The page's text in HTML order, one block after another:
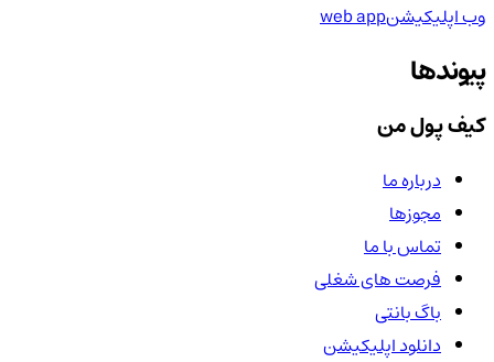
وب اپلیکیشنweb app
پیوندها
کیف پول من
درباره ما
مجوزها
تماس با ما
فرصت های شغلی
باگ بانتی
دانلود اپلیکیشن